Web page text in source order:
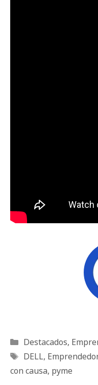
Categorías
Destacados,
Etiquetas
DELL,
con causa, pyme